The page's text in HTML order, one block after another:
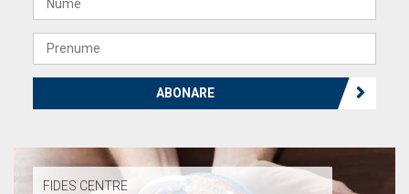
ABONARE
FIDES CENTRE